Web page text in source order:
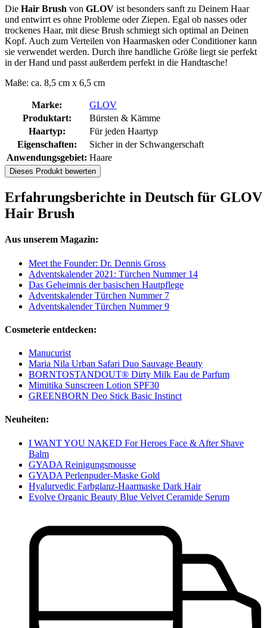
Die Hair Brush von GLOV ist besonders sanft zu Deinem Haar
und entwirrt es ohne Probleme oder Ziepen. Egal ob nasses oder
trockenes Haar, mit diese Brush schmiegt sich optimal an Deinen
Kopf. Auch zum Verteilen von Haarmasken oder Conditioner kann
sie verwendet werden. Durch ihre handliche Größe liegt sie perfekt
in der Hand und passt außerdem perfekt in die Handtasche!
Maße: ca. 8,5 cm x 6,5 cm
Marke:
GLOV
Produktart:
Bürsten & Kämme
Haartyp:
Für jeden Haartyp
Eigenschaften:
Sicher in der Schwangerschaft
Anwendungsgebiet: Haare
Dieses Produkt bewerten
Erfahrungsberichte in Deutsch für GLOV
Hair Brush
Aus unserem Magazin:
Meet the Founder: Dr. Dennis Gross
Adventskalender 2021: Türchen Nummer 14
Das Geheimnis der basischen Hautpflege
Adventskalender Türchen Nummer 7
Adventskalender Türchen Nummer 9
Cosmeterie entdecken:
Manucurist
Maria Nila Urban Safari Duo Sauvage Beauty
BORNTOSTANDOUT® Dirty Milk Eau de Parfum
Mimitika Sunscreen Lotion SPF30
GREENBORN Deo Stick Basic Instinct
Neuheiten:
I WANT YOU NAKED For Heroes Face & After Shave
Balm
GYADA Reinigungsmousse
GYADA Perlenpuder-Maske Gold
Hyalurvedic Farbglanz-Haarmaske Dark Hair
Evolve Organic Beauty Blue Velvet Ceramide Serum